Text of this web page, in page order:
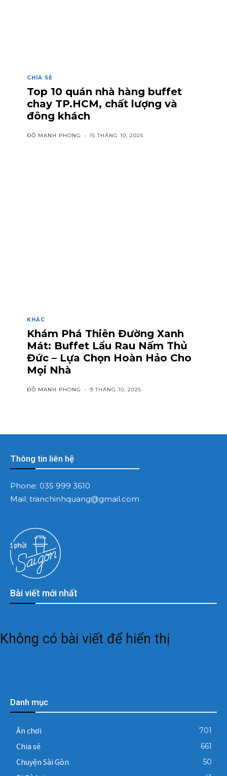
CHIA SẺ
Top 10 quán nhà hàng buffet
chay TP.HCM, chất lượng và
đông khách
ĐỖ MẠNH PHONG - 15 THÁNG 10, 2025
KHÁC
Khám Phá Thiên Đường Xanh
Mát: Buffet Lẩu Rau Nấm Thủ
Đức – Lựa Chọn Hoàn Hảo Cho
Mọi Nhà
ĐỖ MẠNH PHONG - 9 THÁNG 10, 2025
Bài viết mới nhất
Không có bài viết để hiển thị
Danh mục
Ăn chơi 701
Chia sẻ 661
Chuyện Sài Gòn 50
Thông tin liên hệ
Phone: 035 999 3610
Mail: tranchinhquang@gmail.com